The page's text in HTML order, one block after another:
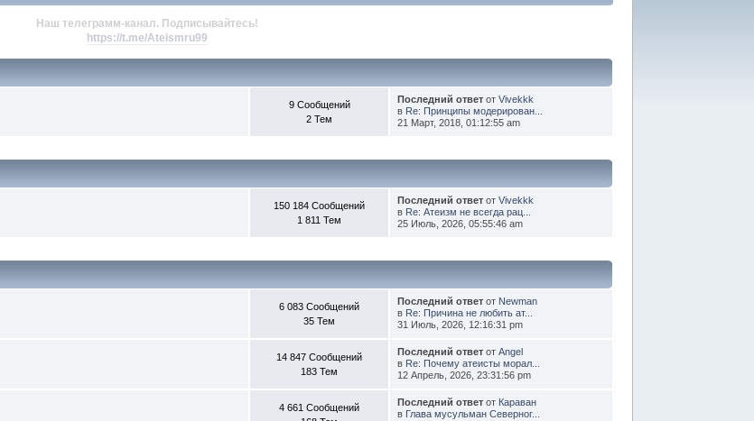
Наш телеграмм-канал. Подписывайтесь!
https://t.me/Ateismru99
9 Сообщений
2 Тем
Последний ответот Vivekkk
в Re: Принципы модерирован...
21 Март, 2018, 01:12:55 am
150 184 Сообщений
1 811 Тем
Последний ответот Vivekkk
в Re: Атеизм не всегда рац...
25 Июль, 2026, 05:55:46 am
6 083 Сообщений
35 Тем
Последний ответот Newman
в Re: Причина не любить ат...
31 Июль, 2026, 12:16:31 pm
14 847 Сообщений
183 Тем
Последний ответот Angel
в Re: Почему атеисты морал...
12 Апрель, 2026, 23:31:56 pm
4 661 Сообщений
Последний ответот Караван
в Глава мусульман Северног...